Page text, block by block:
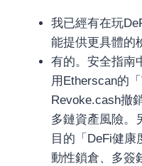
我已經有在玩
能提供更具體的
有的。安全指南
用Etherscan的
Revoke.cash撤
多鏈資產風險。
目的「DeFi健
動性鎖倉、多簽